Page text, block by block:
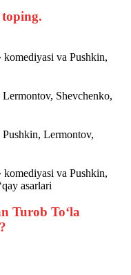
va Pushkin,
Shevchenko,
Lermontov,
va Pushkin,
asarlari
Turob To‘la